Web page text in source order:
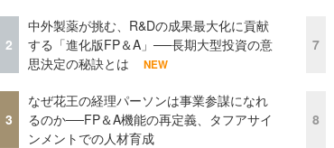
2
中外製薬が挑む、R&Dの成果最大化に貢献
する「進化版FP＆A」──長期大型投資の意
思決定の秘訣とは
NEW
3
なぜ花王の経理パーソンは事業参謀になれ
るのか──FP＆A機能の再定義、タフアサイ
ンメントでの人材育成
7
8